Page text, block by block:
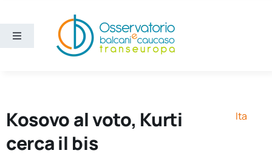
contenuto
Toggle
Ricerca e divulgazione
Kosovo al voto, Kurti
cerca il bis
Ita